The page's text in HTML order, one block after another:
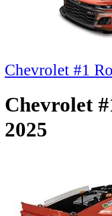
Chevrolet #1
Chevrolet
2025